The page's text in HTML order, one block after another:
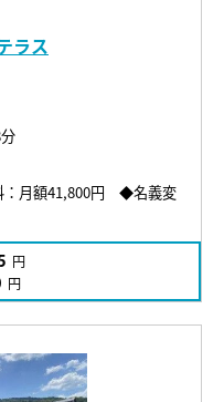
ラス
月額41,800円 ◆名義変
円
円